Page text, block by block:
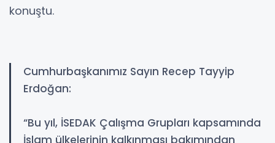
konuştu.
Cumhurbaşkanımız Sayın Recep Tayyip
Erdoğan:
“Bu yıl, İSEDAK Çalışma Grupları kapsamında
İslam ülkelerinin kalkınması bakımından